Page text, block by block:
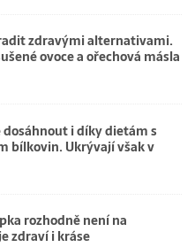
zdravými alternativami.
ovoce a ořechová másla
i díky dietám s
bílkovin. Ukrývají však v
rozhodně není na
zdraví i kráse